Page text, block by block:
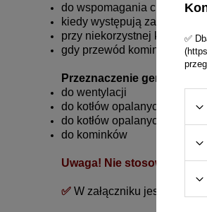
do wspomagania ciągu w
kiedy występują
przy niekorzystnej
gdy przewód kominowy jest
Przeznaczenie
do wentylacji
do kotłów opalanych gazem
do kotłów opalanych drewnem
do kominków
Uwaga! Nie stosować do
✅ W załączniku jest do
✅